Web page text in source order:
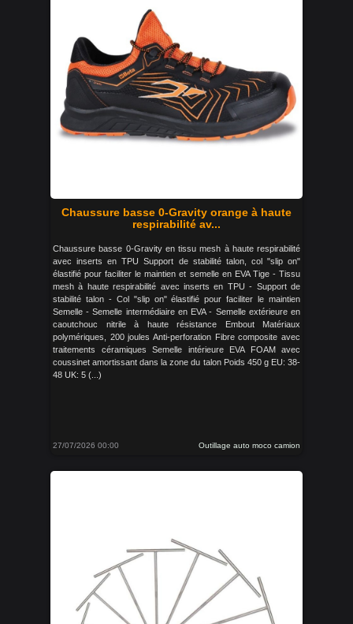
Chaussure basse 0-Gravity orange à haute
respirabilité av...
Chaussure basse 0-Gravity en tissu mesh à haute respirabilité
avec inserts en TPU Support de stabilité talon, col "slip on"
élastifié pour faciliter le maintien et semelle en EVA Tige - Tissu
mesh à haute respirabilité avec inserts en TPU - Support de
stabilité talon - Col "slip on" élastifié pour faciliter le maintien
Semelle - Semelle intermédiaire en EVA - Semelle extérieure en
caoutchouc nitrile à haute résistance Embout Matériaux
polymériques, 200 joules Anti-perforation Fibre composite avec
traitements céramiques Semelle intérieure EVA FOAM avec
coussinet amortissant dans la zone du talon Poids 450 g EU: 38-
48 UK: 5 (...)
27/07/2026 00:00 Outillage auto moco camion